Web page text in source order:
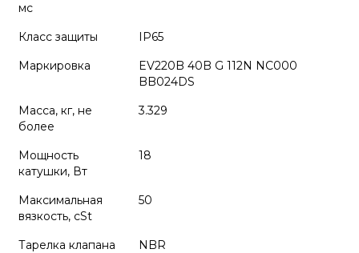
мс
Класс защиты
IP65
Маркировка
EV220B 40B G 112N NC000
BB024DS
Масса, кг, не
более
3.329
Мощность
катушки, Вт
18
Максимальная
вязкость, cSt
50
Тарелка клапана
NBR